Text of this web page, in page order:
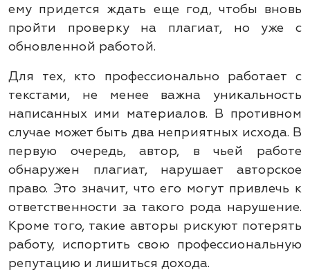
ему придется ждать еще год, чтобы вновь
пройти проверку на плагиат, но уже с
обновленной работой.
Для тех, кто профессионально работает с
текстами, не менее важна уникальность
написанных ими материалов. В противном
случае может быть два неприятных исхода. В
первую очередь, автор, в чьей работе
обнаружен плагиат, нарушает авторское
право. Это значит, что его могут привлечь к
ответственности за такого рода нарушение.
Кроме того, такие авторы рискуют потерять
работу, испортить свою профессиональную
репутацию и лишиться дохода.